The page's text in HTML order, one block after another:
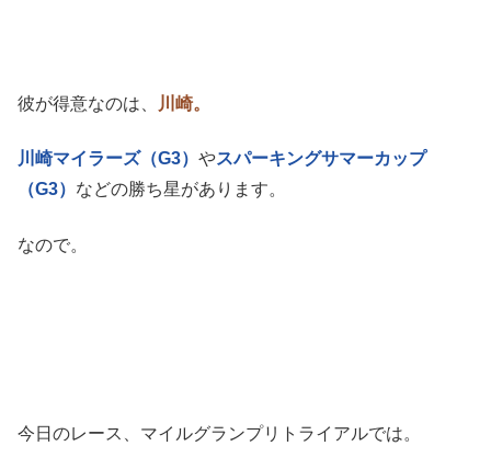
彼が得意なのは、 川崎。
川崎マイラーズ（G3） やスパーキングサマーカップ
（G3） などの勝ち星があります。
なので。
今日のレース、マイルグランプリトライアルでは。